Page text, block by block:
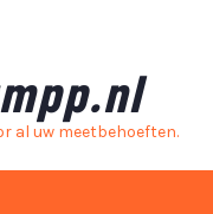
al uw meetbehoeften.